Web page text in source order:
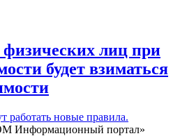
лиц при
будет взиматься
работать новые правила.
Информационный портал»